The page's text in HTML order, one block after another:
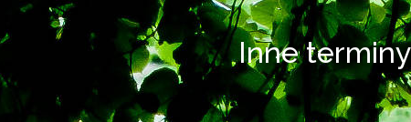
Inne terminy